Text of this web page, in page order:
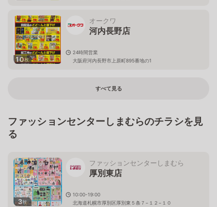
10枚
オークワ
河内長野店
24時間営業
大阪府河内長野市上原町895番地の1
すべて見る
ファッションセンターしまむらのチラシを見
る
3枚
ファッションセンターしまむら
厚別東店
10:00-19:00
北海道札幌市厚別区厚別東５条７−１２−１０